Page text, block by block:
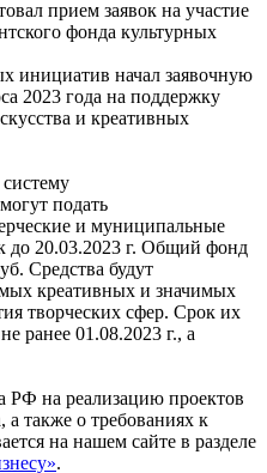
инициатив начал заявочную
2023 года на поддержку
и креативных
подать
и муниципальные
до 20.03.2023 г. Общий фонд
Средства будут
креативных и значимых
творческих сфер. Срок их
ранее 01.08.2023 г., а
РФ на реализацию проектов
а также о требованиях к
на нашем сайте в разделе
.